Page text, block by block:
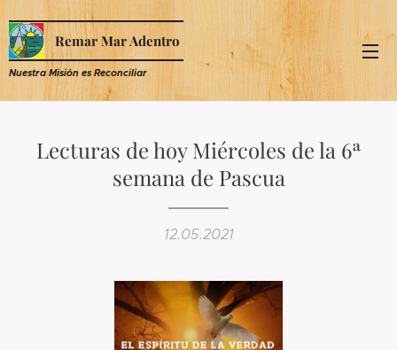
Remar Mar Adentro
Nuestra Misión es Reconciliar
Lecturas de hoy Miércoles de la 6ª
semana de Pascua
12.05.2021